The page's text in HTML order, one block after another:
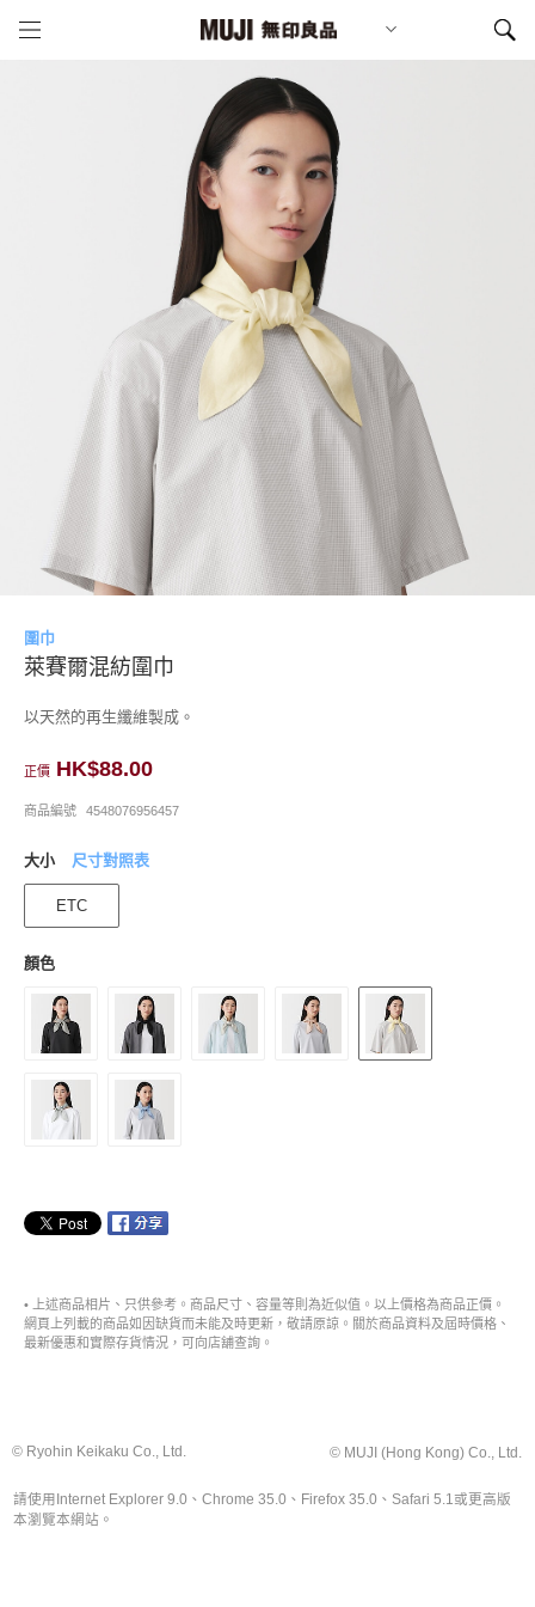
圍巾
萊賽爾混紡圍巾
以天然的再生纖維製成。
正價 HK$88.00
商品編號 4548076956457
大小 尺寸對照表
ETC
顏色
• 上述商品相片、只供參考。商品尺寸、容量等則為近似值。以上價格為商品正價。
網頁上列載的商品如因缺貨而未能及時更新，敬請原諒。關於商品資料及屆時價格、
最新優惠和實際存貨情況，可向店舖查詢。
© Ryohin Keikaku Co., Ltd. © MUJI (Hong Kong) Co., Ltd.
請使用Internet Explorer 9.0、Chrome 35.0、Firefox 35.0、Safari 5.1或更高版
本瀏覽本網站。